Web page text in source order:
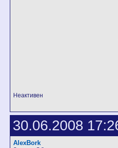
Неактивен
30.06.2008
AlexBork